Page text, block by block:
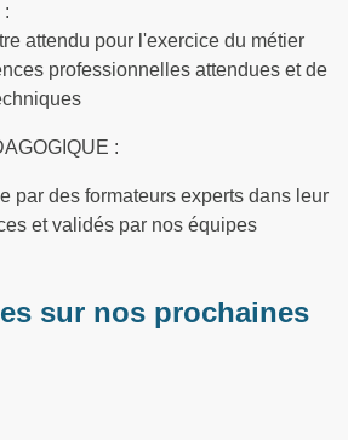
:
attendu pour l'exercice du métier
professionnelles attendues et de
:
par des formateurs experts dans leur
et validés par nos équipes
sur nos prochaines